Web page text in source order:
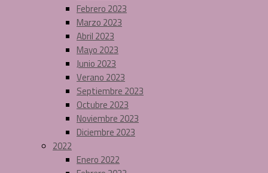
Febrero 2023
Marzo 2023
Abril 2023
Mayo 2023
Junio 2023
Verano 2023
Septiembre 2023
Octubre 2023
Noviembre 2023
Diciembre 2023
2022
Enero 2022